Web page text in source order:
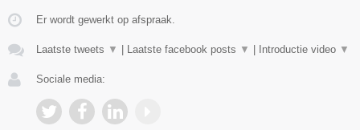
Er wordt gewerkt op afspraak.
Laatste tweets ▼ Laatste facebook posts ▼ Introductie video ▼
Sociale media: